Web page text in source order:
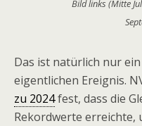
Bild links (Mitte
Das ist natürlich nur
eigentlichen Ereignis.
zu 2024fest, dass die
Rekordwerte erreichte,